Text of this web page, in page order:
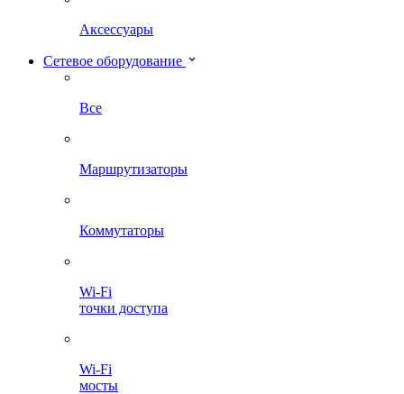
Аксессуары
Сетевое оборудование
Все
Маршрутизаторы
Коммутаторы
Wi-Fi
точки доступа
Wi-Fi
мосты